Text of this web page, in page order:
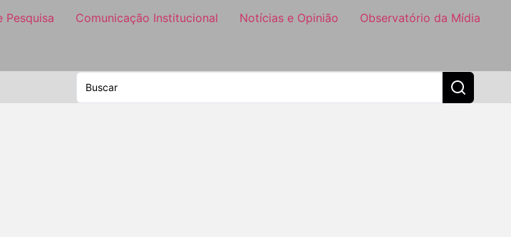
Pesquisa Comunicação Institucional Notícias e Opinião Observatório da Mídia